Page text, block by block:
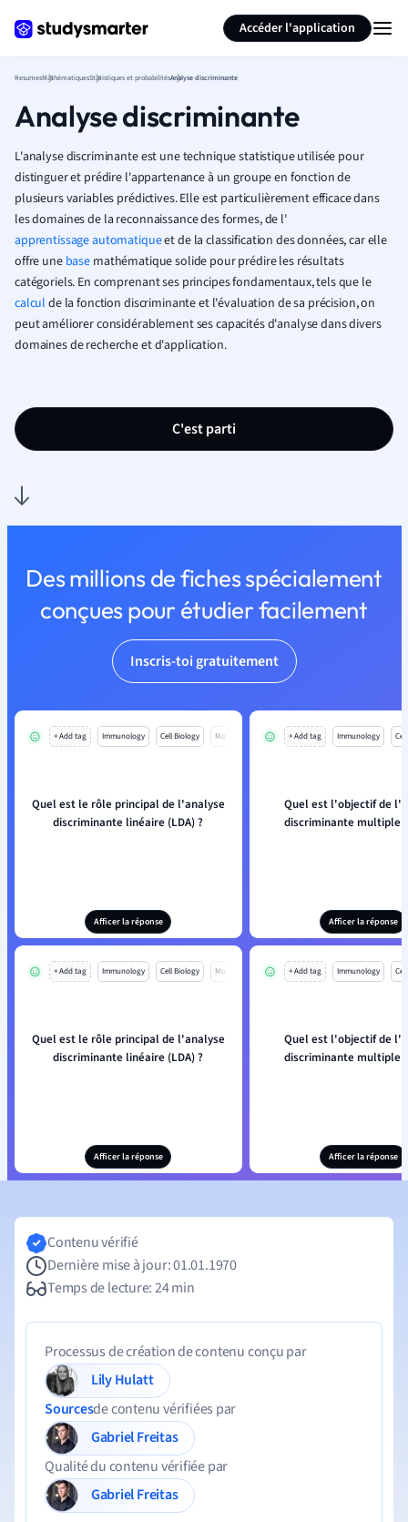
Accéder l'application
ResumesMathématiquesStatistiques et probabilitésAnalyse discriminante
Analyse discriminante
L'analyse discriminante est une technique statistique utilisée pour
distinguer et prédire l'appartenance à un groupe en fonction de
plusieurs variables prédictives. Elle est particulièrement efficace dans
les domaines de la reconnaissance des formes, de l'
apprentissage automatiqueet de la classification des données, car elle
offre une base mathématique solide pour prédire les résultats
catégoriels. En comprenant ses principes fondamentaux, tels que le
calcul de la fonction discriminante et l'évaluation de sa précision, on
peut améliorer considérablement ses capacités d'analyse dans divers
domaines de recherche et d'application.
C'est parti
Des millions de fiches spécialement
conçues pour étudier facilement
Inscris-toi gratuitement
+ Add tag Immunology Cell Biology Mo
Quel est le rôle principal de l'analyse
discriminante linéaire (LDA) ?
Afficer la réponse
+ Add tag Immunology
Quel est l'objectif de
discriminante multiple
Afficer la réponse
+ Add tag Immunology Cell Biology Mo
Quel est le rôle principal de l'analyse
discriminante linéaire (LDA) ?
Afficer la réponse
+ Add tag Immunology
Quel est l'objectif de
discriminante multiple
Afficer la réponse
Résumer la page
Contenu vérifié
Dernière mise à jour: 01.01.1970
Temps de lecture: 24 min
Processus de création de contenu conçu par
Lily Hulatt
Sourcesde contenu vérifiées par
Gabriel Freitas
Qualité du contenu vérifiée par
Gabriel Freitas